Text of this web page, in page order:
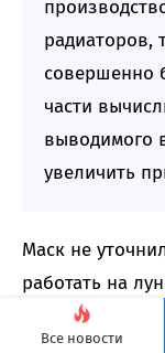
Все новости
радиаторов,
совершенно
части
выводимого
увеличить
Маск не
работать на
планируется